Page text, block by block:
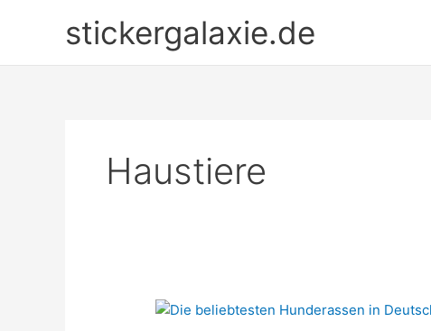
stickergalaxie.de
Haustiere